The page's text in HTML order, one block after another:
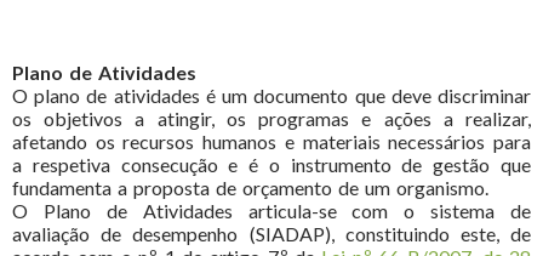
Plano de Atividades
O plano de atividades é um documento que deve discriminar
os objetivos a atingir, os programas e ações a realizar,
afetando os recursos humanos e materiais necessários para
a respetiva consecução e é o instrumento de gestão que
fundamenta a proposta de orçamento de um organismo.
O Plano de Atividades articula-se com o sistema de
avaliação de desempenho (SIADAP), constituindo este, de